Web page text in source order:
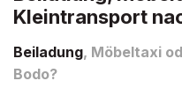
Kleintransport
Beiladung, Möbeltaxi
Bodo?